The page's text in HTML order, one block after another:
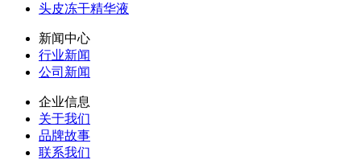
头皮冻干精华液
新闻中心
行业新闻
公司新闻
企业信息
关于我们
品牌故事
联系我们